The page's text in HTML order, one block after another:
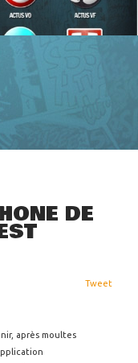
DE
Tweet
après moultes